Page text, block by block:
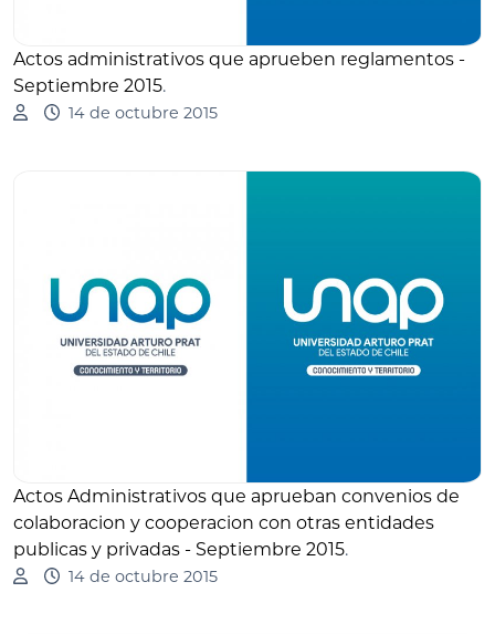
Actos administrativos que aprueben reglamentos -
Septiembre 2015.
14 de octubre 2015
Actos Administrativos que aprueban convenios de
colaboracion y cooperacion con otras entidades
publicas y privadas - Septiembre 2015.
14 de octubre 2015